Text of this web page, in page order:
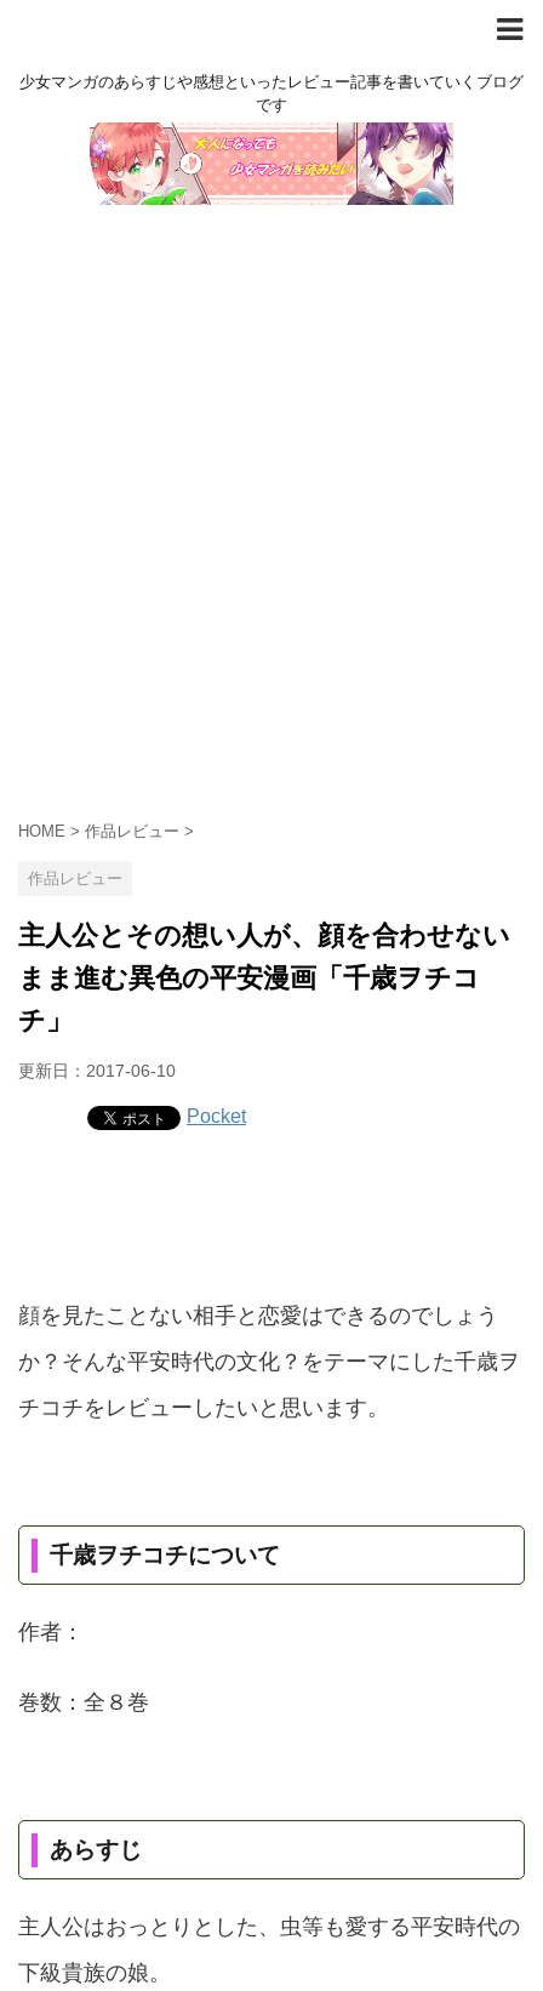
少女マンガのあらすじや感想といったレビュー記事を書いていくブログ
です
HOME > 作品レビュー >
作品レビュー
主人公とその想い人が、顔を合わせない
まま進む異色の平安漫画「千歳ヲチコ
チ」
更新日： 2017-06-10
Pocket
顔を見たことない相手と恋愛はできるのでしょう
か？そんな平安時代の文化？をテーマにした千歳ヲ
チコチをレビューしたいと思います。
千歳ヲチコチについて
作者：
巻数：全８巻
あらすじ
主人公はおっとりとした、虫等も愛する平安時代の
下級貴族の娘。